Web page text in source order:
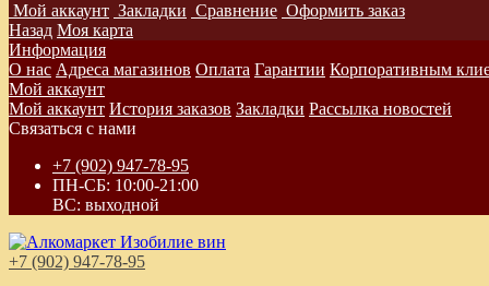
Мой аккаунт Закладки Сравнение Оформить заказ
Назад Моя карта
Информация
О нас Адреса магазинов Оплата Гарантии Корпоративным
Мой аккаунт
Мой аккаунт История заказов Закладки Рассылка новостей
Связаться с нами
+7 (902) 947-78-95
ПН-СБ: 10:00-21:00
ВС: выходной
+7 (902) 947-78-95